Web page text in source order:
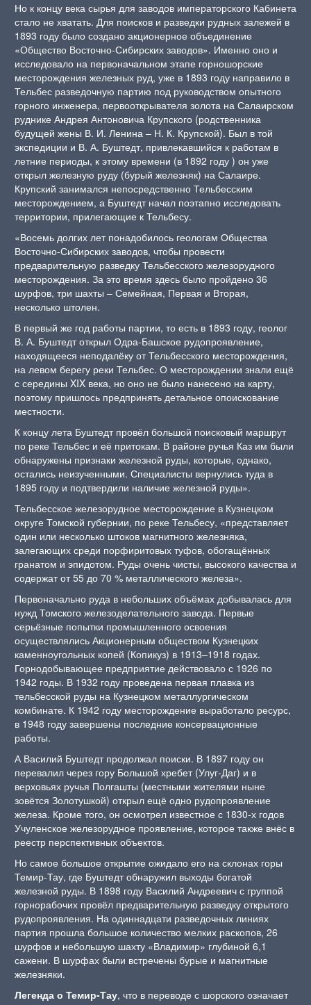
Но к концу века сырья для заводов императорского Кабинета
стало не хватать. Для поисков и разведки рудных залежей в
1893 году было создано акционерное объединение
«Общество Восточно-Сибирских заводов». Именно оно и
исследовало на первоначальном этапе горношорские
месторождения железных руд, уже в 1893 году направило в
Тельбес разведочную партию под руководством опытного
горного инженера, первооткрывателя золота на Салаирском
руднике Андрея Антоновича Крупского (родственника
будущей жены В. И. Ленина – Н. К. Крупской). Был в той
экспедиции и В. А. Буштедт, привлекавшийся к работам в
летние периоды, к этому времени (в 1892 году ) он уже
открыл железную руду (бурый железняк) на Салаире.
Крупский занимался непосредственно Тельбесским
месторождением, а Буштедт начал поэтапно исследовать
территории, прилегающие к Тельбесу.
«Восемь долгих лет понадобилось геологам Общества
Восточно-Сибирских заводов, чтобы провести
предварительную разведку Тельбесского железорудного
месторождения. За это время здесь было пройдено 36
шурфов, три шахты – Семейная, Первая и Вторая,
несколько штолен.
В первый же год работы партии, то есть в 1893 году, геолог
В. А. Буштедт открыл Одра-Башское рудопроявление,
находящееся неподалёку от Тельбесского месторождения,
на левом берегу реки Тельбес. О месторождении знали ещё
с середины XIX века, но оно не было нанесено на карту,
поэтому пришлось предпринять детальное опоискование
местности.
К концу лета Буштедт провёл большой поисковый маршрут
по реке Тельбес и её притокам. В районе ручья Каз им были
обнаружены признаки железной руды, которые, однако,
остались неизученными. Специалисты вернулись туда в
1895 году и подтвердили наличие железной руды».
Тельбесское железорудное месторождение в Кузнецком
округе Томской губернии, по реке Тельбесу, «представляет
один или несколько штоков магнитного железняка,
залегающих среди порфиритовых туфов, обогащённых
гранатом и эпидотом. Руды очень чисты, высокого качества и
содержат от 55 до 70 % металлического железа».
Первоначально руда в небольших объёмах добывалась для
нужд Томского железоделательного завода. Первые
серьёзные попытки промышленного освоения
осуществлялись Акционерным обществом Кузнецких
каменноугольных копей (Копикуз) в 1913–1918 годах.
Горнодобывающее предприятие действовало с 1926 по
1942 годы. В 1932 году проведена первая плавка из
тельбесской руды на Кузнецком металлургическом
комбинате. К 1942 году месторождение выработало ресурс,
в 1948 году завершены последние консервационные
работы.
А Василий Буштедт продолжал поиски. В 1897 году он
перевалил через гору Большой хребет (Улуг-Даг) и в
верховьях ручья Полгашты (местными жителями ныне
зовётся Золотушкой) открыл ещё одно рудопроявление
железа. Кроме того, он осмотрел известное с 1830-х годов
Учуленское железорудное проявление, которое также внёс в
реестр перспективных объектов.
Но самое большое открытие ожидало его на склонах горы
Темир-Тау, где Буштедт обнаружил выходы богатой
железной руды. В 1898 году Василий Андреевич с группой
горнорабочих провёл предварительную разведку открытого
рудопроявления. На одиннадцати разведочных линиях
партия прошла большое количество мелких раскопов, 26
шурфов и небольшую шахту «Владимир» глубиной 6,1
сажени. В шурфах были встречены бурые и магнитные
железняки.
Легенда о Темир-Тау, что в переводе с шорского означает